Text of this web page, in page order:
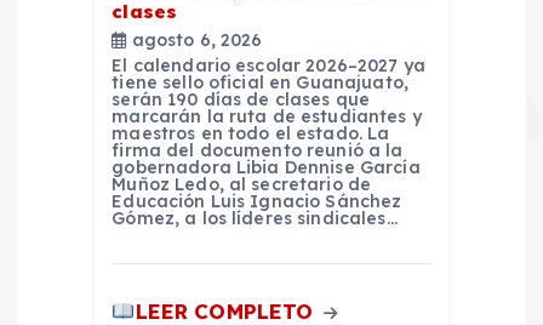
clases
agosto 6, 2026
El calendario escolar 2026–2027 ya
tiene sello oficial en Guanajuato,
serán 190 días de clases que
marcarán la ruta de estudiantes y
maestros en todo el estado. La
firma del documento reunió a la
gobernadora Libia Dennise García
Muñoz Ledo, al secretario de
Educación Luis Ignacio Sánchez
Gómez, a los líderes sindicales…
LEER COMPLETO